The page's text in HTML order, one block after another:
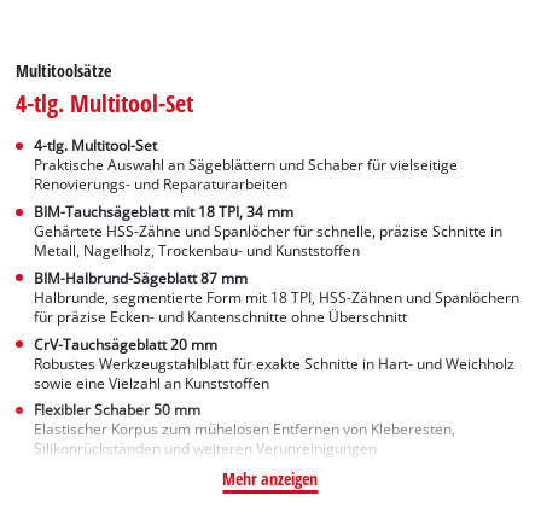
Multitoolsätze
4-tlg. Multitool-Set
4-tlg. Multitool-Set
Praktische Auswahl an Sägeblättern und Schaber für vielseitige
Renovierungs- und Reparaturarbeiten
BIM-Tauchsägeblatt mit 18 TPI, 34 mm
Gehärtete HSS-Zähne und Spanlöcher für schnelle, präzise Schnitte in
Metall, Nagelholz, Trockenbau- und Kunststoffen
BIM-Halbrund-Sägeblatt 87 mm
Halbrunde, segmentierte Form mit 18 TPI, HSS-Zähnen und Spanlöchern
für präzise Ecken- und Kantenschnitte ohne Überschnitt
CrV-Tauchsägeblatt 20 mm
Robustes Werkzeugstahlblatt für exakte Schnitte in Hart- und Weichholz
sowie eine Vielzahl an Kunststoffen
Flexibler Schaber 50 mm
Elastischer Korpus zum mühelosen Entfernen von Kleberesten,
Silikonrückständen und weiteren Verunreinigungen
Mehr anzeigen